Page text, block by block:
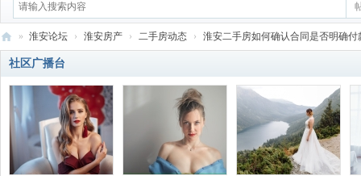
淮
安
网
» 淮安论坛 › 淮安房产 › 二手房动态 › 淮安二手房如何确认合同是否明确付
社区广播台